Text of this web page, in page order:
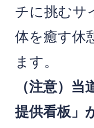
チに挑むサ
体を癒す休
ます。
（注意）
提供看板」